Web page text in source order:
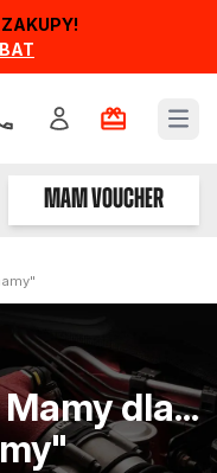
MAM VOUCHER
dla...